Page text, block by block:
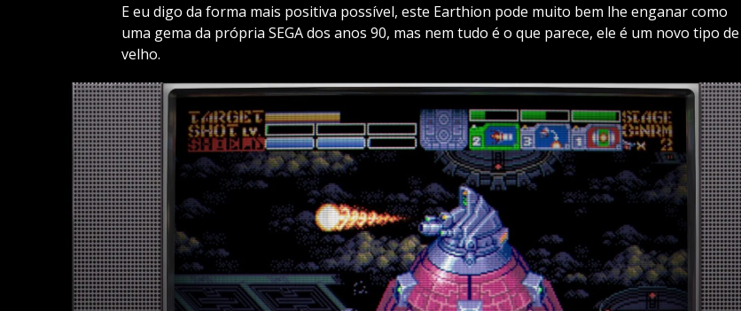
E eu digo da forma mais positiva possível, este Earthion pode muito bem lhe enganar como
uma gema da própria SEGA dos anos 90, mas nem tudo é o que parece, ele é um novo tipo de
velho.